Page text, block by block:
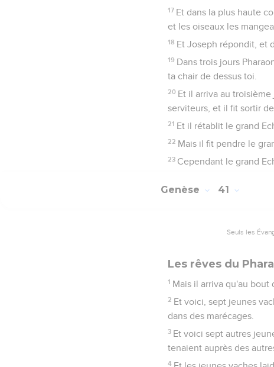
17 Et dans la plus haute
et les oiseaux les
18 Et Joseph répondit, et
19 Dans trois jours
ta chair de dessus toi.
20 Et il arriva au
serviteurs, et il fit sortir
21 Et il rétablit le grand
22 Mais il fit pendre le
23 Cependant le grand
Genèse 41
Seuls les
Les rêves du
1 Mais il arriva qu'au bout
2 Et voici, sept jeunes
dans des marécages.
3 Et voici sept autres
tenaient auprès des
4